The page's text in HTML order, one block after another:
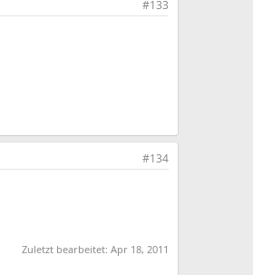
#133
#134
Zuletzt bearbeitet: Apr 18, 2011